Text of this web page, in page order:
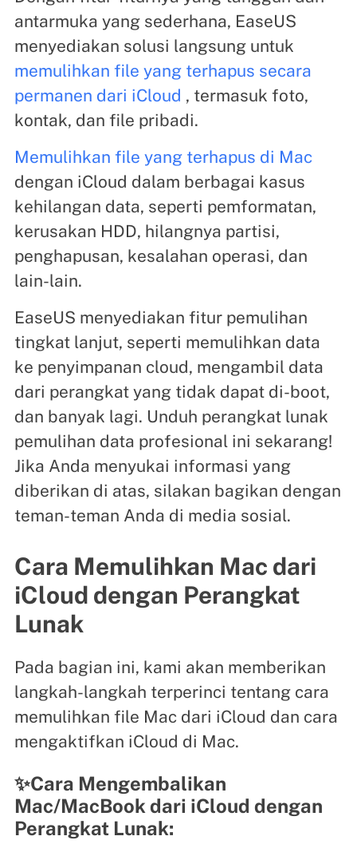
antarmuka yang sederhana, EaseUS
menyediakan solusi langsung untuk
memulihkan file yang terhapus secara
permanen dari iCloud , termasuk foto,
kontak, dan file pribadi.
Memulihkan file yang terhapus di Mac
dengan iCloud dalam berbagai kasus
kehilangan data, seperti pemformatan,
kerusakan HDD, hilangnya partisi,
penghapusan, kesalahan operasi, dan
lain-lain.
EaseUS menyediakan fitur pemulihan
tingkat lanjut, seperti memulihkan data
ke penyimpanan cloud, mengambil data
dari perangkat yang tidak dapat di-boot,
dan banyak lagi. Unduh perangkat lunak
pemulihan data profesional ini sekarang!
Jika Anda menyukai informasi yang
diberikan di atas, silakan bagikan dengan
teman-teman Anda di media sosial.
Cara Memulihkan Mac dari
iCloud dengan Perangkat
Lunak
Pada bagian ini, kami akan memberikan
langkah-langkah terperinci tentang cara
memulihkan file Mac dari iCloud dan cara
mengaktifkan iCloud di Mac.
✨Cara Mengembalikan
Mac/MacBook dari iCloud dengan
Perangkat Lunak: